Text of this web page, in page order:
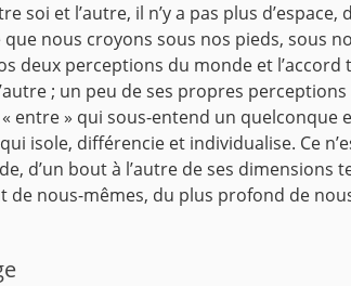
soi et l’autre, il n’y a pas plus
nous croyons sous nos pieds, sous
deux perceptions du monde et
; un peu de ses propres
« entre » qui sous-entend un
isole, différencie et individualise. Ce
d’un bout à l’autre de ses
de nous-mêmes, du plus profond de